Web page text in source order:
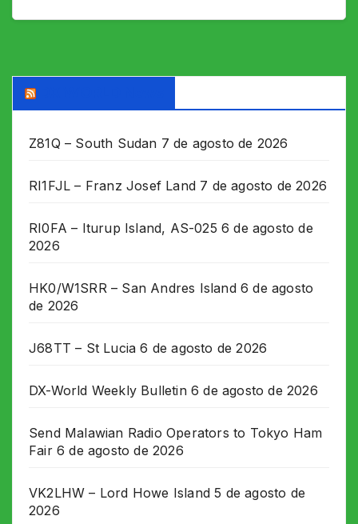
Z81Q – South Sudan 7 de agosto de 2026
RI1FJL – Franz Josef Land 7 de agosto de 2026
RI0FA – Iturup Island, AS-025 6 de agosto de
2026
HK0/W1SRR – San Andres Island 6 de agosto
de 2026
J68TT – St Lucia 6 de agosto de 2026
DX-World Weekly Bulletin 6 de agosto de 2026
Send Malawian Radio Operators to Tokyo Ham
Fair 6 de agosto de 2026
VK2LHW – Lord Howe Island 5 de agosto de
2026